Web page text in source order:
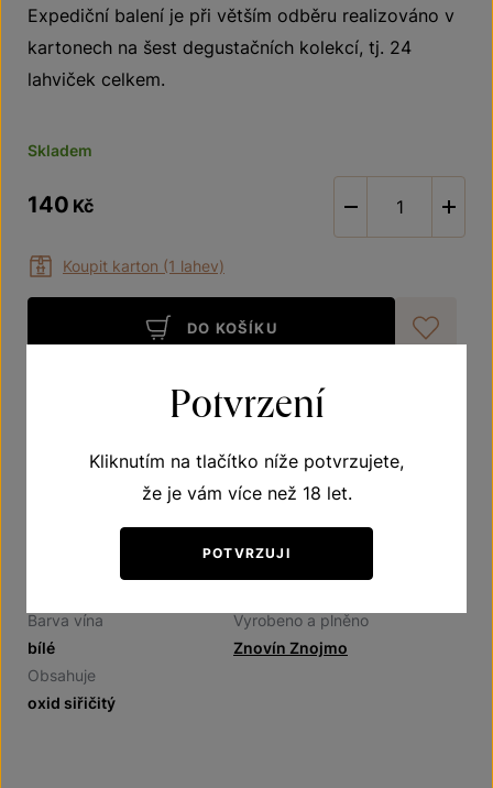
Expediční balení je při větším odběru realizováno v
kartonech na šest degustačních kolekcí, tj. 24
lahviček celkem.
Skladem
140 Kč
Koupit karton (1 lahev)
-
DO KOŠÍKU
1 boddo věrnostního programu
Země původu
Barva vína
bílé
Vyrobeno a plněno
Znovín Znojmo
Obsahuje
oxid siřičitý
Potvrzení
Kliknutím na tlačítko níže potvrzujete,
že je vám více než 18 let.
POTVRZUJI